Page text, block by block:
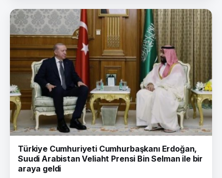
Türkiye Cumhuriyeti Cumhurbaşkanı Erdoğan,
Suudi Arabistan Veliaht Prensi Bin Selman ile bir
araya geldi